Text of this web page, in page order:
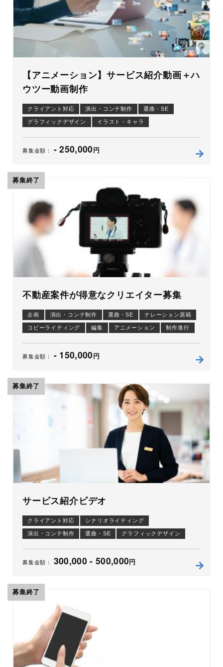
【アニメーション】サービス紹介動画＋ハ
ウツー動画制作
クライアント対応 演出・コンテ制作 選曲・SE
グラフィックデザイン イラスト・キャラ
募集金額： - 250,000円
募集終了
不動産案件が得意なクリエイター募集
企画 演出・コンテ制作 選曲・SE ナレーション原稿
コピーライティング 編集 アニメーション 制作進行
募集金額： - 150,000円
募集終了
サービス紹介ビデオ
クライアント対応 シナリオライティング
演出・コンテ制作 選曲・SE グラフィックデザイン
編集 アニメーション
募集金額： 300,000 - 500,000円
募集終了